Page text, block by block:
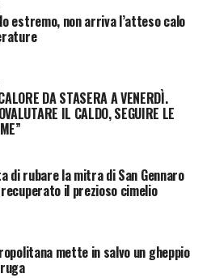
estremo, non arriva l’atteso calo
DA STASERA A VENERDÌ.
IL CALDO, SEGUIRE LE
di rubare la mitra di San Gennaro
recuperato il prezioso cimelio
mette in salvo un gheppio